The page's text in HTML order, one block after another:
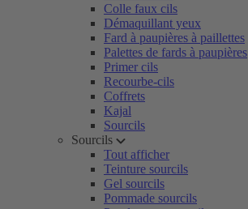
Colle faux cils
Démaquillant yeux
Fard à paupières à paillettes
Palettes de fards à paupières
Primer cils
Recourbe-cils
Coffrets
Kajal
Sourcils
Sourcils
Tout afficher
Teinture sourcils
Gel sourcils
Pommade sourcils